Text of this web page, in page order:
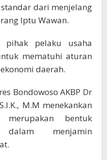
dari menjelang
Iptu Wawan.
pihak pelaku usaha
mematuhi aturan
daerah.
Bondowoso AKBP Dr
M.M menekankan
bentuk
menjamin